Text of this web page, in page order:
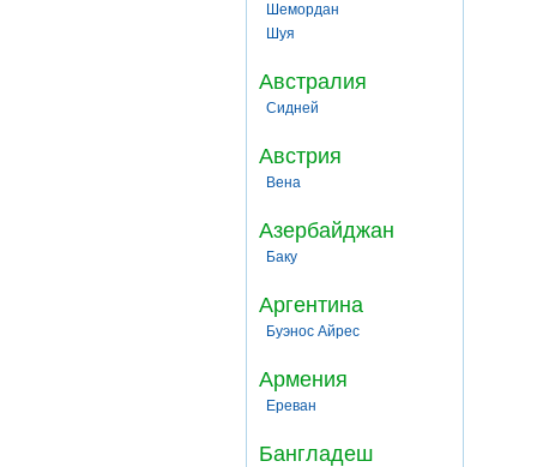
Шемордан
Шуя
Австралия
Сидней
Австрия
Вена
Азербайджан
Баку
Аргентина
Буэнос Айрес
Армения
Ереван
Бангладеш